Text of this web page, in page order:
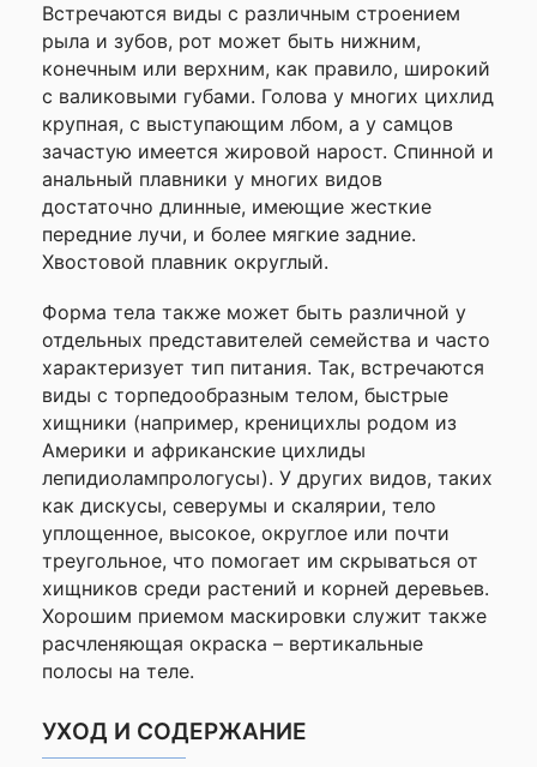
Встречаются виды с различным строением
рыла и зубов, рот может быть нижним,
конечным или верхним, как правило, широкий
с валиковыми губами. Голова у многих цихлид
крупная, с выступающим лбом, а у самцов
зачастую имеется жировой нарост. Спинной и
анальный плавники у многих видов
достаточно длинные, имеющие жесткие
передние лучи, и более мягкие задние.
Хвостовой плавник округлый.
Форма тела также может быть различной у
отдельных представителей семейства и часто
характеризует тип питания. Так, встречаются
виды с торпедообразным телом, быстрые
хищники (например, креницихлы родом из
Америки и африканские цихлиды
лепидиолампрологусы). У других видов, таких
как дискусы, северумы и скалярии, тело
уплощенное, высокое, округлое или почти
треугольное, что помогает им скрываться от
хищников среди растений и корней деревьев.
Хорошим приемом маскировки служит также
расчленяющая окраска – вертикальные
полосы на теле.
УХОД И СОДЕРЖАНИЕ
Я согласен с
Политикой
конфиденциальности
данного сайта